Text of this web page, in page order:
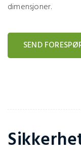
dimensjoner.
SEND